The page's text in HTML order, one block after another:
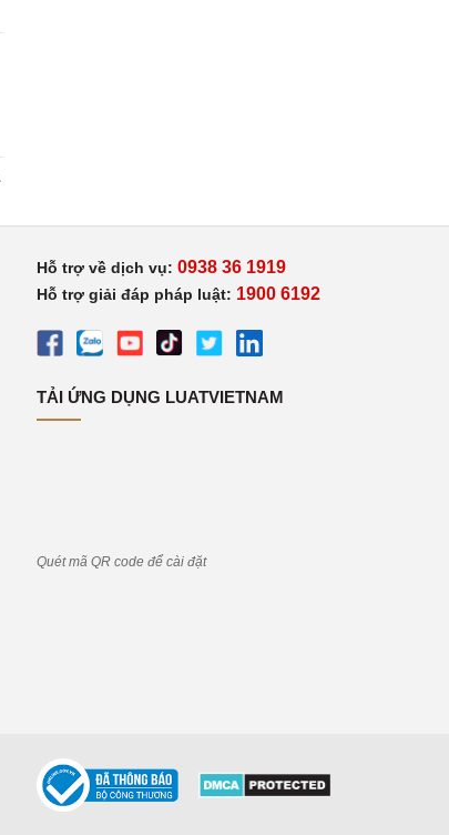
Hỗ trợ về dịch vụ: 0938 36 1919
Hỗ trợ giải đáp pháp luật: 1900 6192
TẢI ỨNG DỤNG LUATVIETNAM
Quét mã QR code để cài đặt